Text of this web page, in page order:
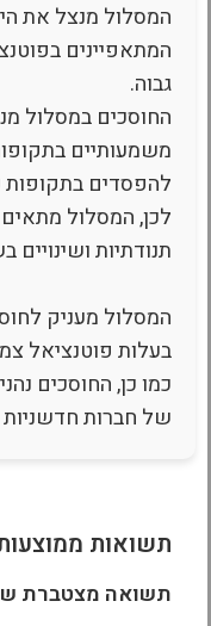
המסלול מנצל את
המתאפיינים
גבוה.
החוסכים במסלול
משמעותיים
להפסדים בתקופות
לכן, המסלול
תנודתיות ושינויים
המסלול מעניק
בעלות פוטנציאל
כמו כן, החוסכים
של חברות חדשניות
תשואות
תשואה מצטברת שנתית